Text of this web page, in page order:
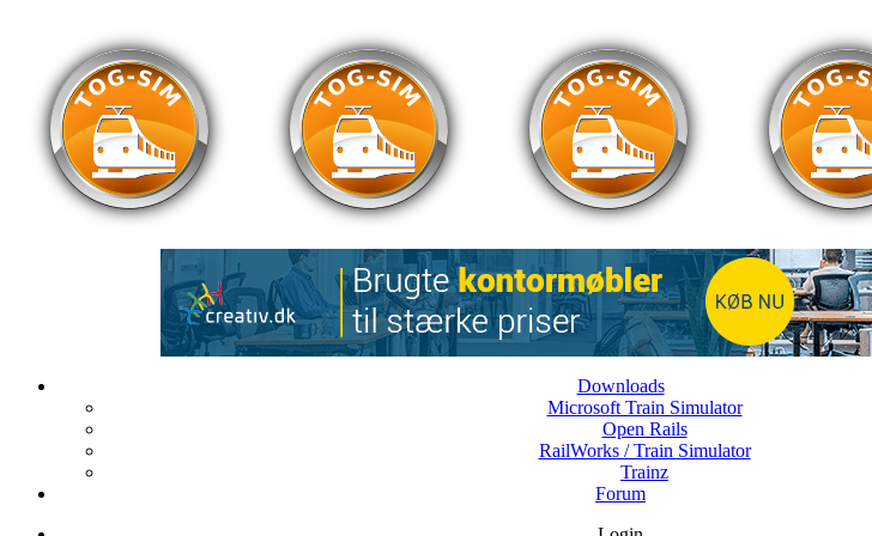
Downloads
Microsoft Train Simulator
Open Rails
RailWorks / Train Simulator
Trainz
Forum